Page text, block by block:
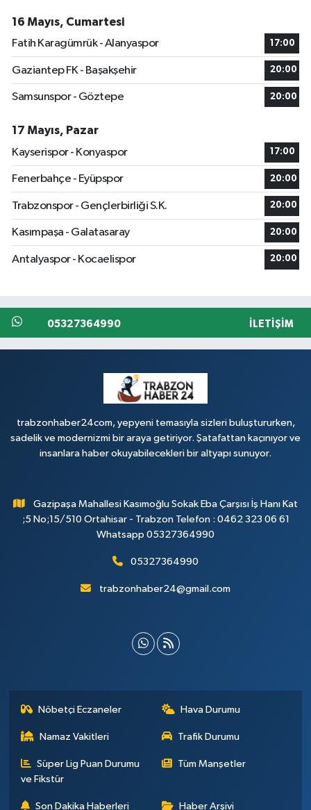
16 Mayıs, Cumartesi
Fatih Karagümrük - Alanyaspor
17:00
Gaziantep FK - Başakşehir 20:00
Samsunspor - Göztepe 20:00
17 Mayıs, Pazar
Kayserispor - Konyaspor
17:00
Fenerbahçe - Eyüpspor 20:00
Trabzonspor - Gençlerbirliği S.K. 20:00
Kasımpaşa - Galatasaray 20:00
Antalyaspor - Kocaelispor 20:00
05327364990 İLETIŞIM
trabzonhaber24com, yepyeni temasıyla sizleri buluştururken,
sadelik ve modernizmi bir araya getiriyor. Şatafattan kaçınıyor ve
insanlara haber okuyabilecekleri bir altyapı sunuyor.
Gazipaşa Mahallesi Kasımoğlu Sokak Eba Çarşısı İş Hanı Kat
;5 No;15/510 Ortahisar - Trabzon Telefon : 0462 323 06 61
Whatsapp 05327364990
05327364990
trabzonhaber24@gmail.com
Nöbetçi Eczaneler Hava Durumu
Namaz Vakitleri Trafik Durumu
Süper Lig Puan Durumu
ve Fikstür
Tüm Manşetler
Son Dakika Haberleri Haber Arşivi